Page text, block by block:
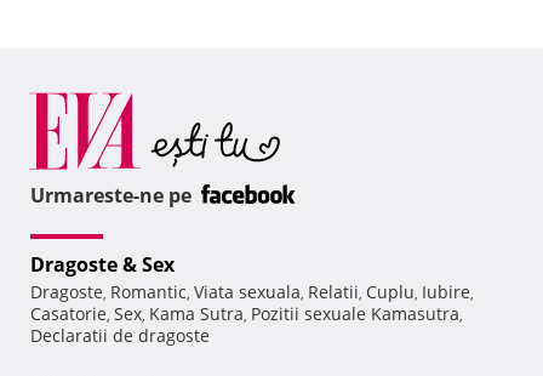
Urmareste-ne pe
Dragoste & Sex
Dragoste, Romantic, Viata sexuala, Relatii, Cuplu, Iubire,
Casatorie, Sex, Kama Sutra, Pozitii sexuale Kamasutra,
Declaratii de dragoste